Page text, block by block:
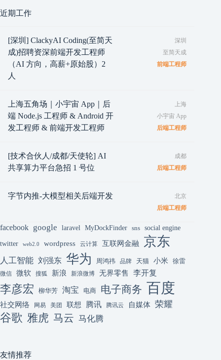
近期工作
[深圳] ClackyAI Coding(至简天
成)招聘资深前端开发工程师
（AI 方向，高薪+原始股）2
人
深圳
至简天成
前端工程师
上海五角场｜小宇宙 App｜后
端 Node.js 工程师 & Android 开
发工程师 & 前端开发工程师
上海
小宇宙 App
后端工程师
[技术合伙人/成都/天使轮] AI
共享算力平台急招 1 号位
成都
后端工程师
字节内推-大模型相关后端开发
北京
后端工程师
facebook google laravel MyDockFinder sns social engine
twitter web2.0 wordpress 云计算 互联网金融 京东
人工智能 刘强东 华为 周鸿祎 品牌 天猫 小米 徐雷
微信 微软 搜狐 新浪 新浪微博 无界零售 李开复
李彦宏 柳华芳 淘宝 电商 电子商务 百度
社交网络 网易 美团 联想 腾讯 腾讯云 自媒体 荣耀
谷歌 雅虎 马云 马化腾
友情推荐